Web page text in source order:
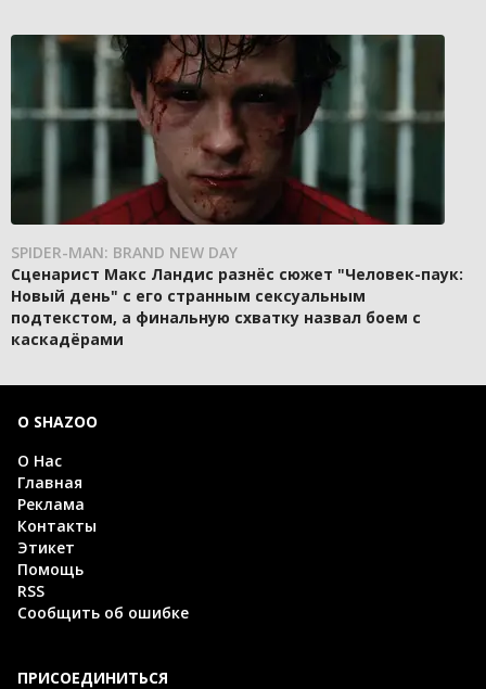
SPIDER-MAN: BRAND NEW DAY
Сценарист Макс Ландис разнёс сюжет "Человек-паук:
Новый день" с его странным сексуальным
подтекстом, а финальную схватку назвал боем с
каскадёрами
О SHAZOO
О Нас
Главная
Реклама
Контакты
Этикет
Помощь
RSS
Сообщить об ошибке
ПРИСОЕДИНИТЬСЯ